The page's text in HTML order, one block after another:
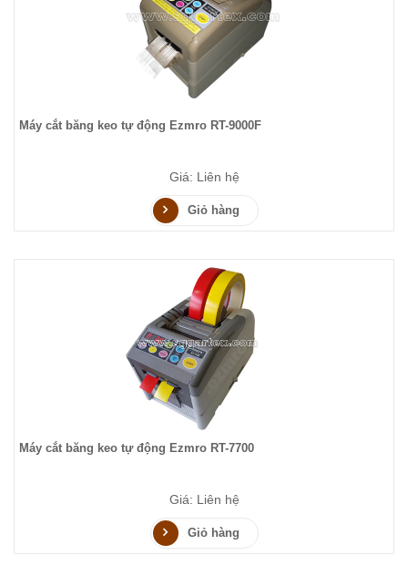
Máy cắt băng keo tự động Ezmro RT-9000F
Giá: Liên hệ
Giỏ hàng
Máy cắt băng keo tự động Ezmro RT-7700
Giá: Liên hệ
Giỏ hàng